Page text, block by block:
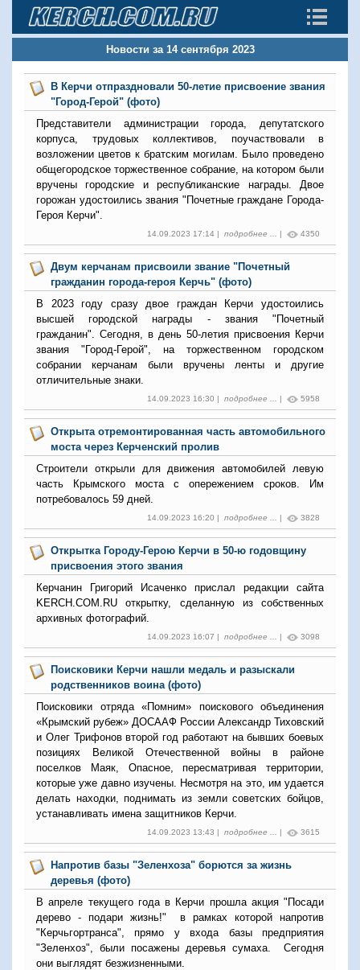
Новости за 14 сентября 2023
В Керчи отпраздновали 50-летие присвоение звания
"Город-Герой" (фото)
Представители администрации города, депутатского
корпуса, трудовых коллективов, поучаствовали в
возложении цветов к братским могилам. Было проведено
общегородское торжественное собрание, на котором были
вручены городские и республиканские награды. Двое
горожан удостоились звания "Почетные граждане Города-
Героя Керчи".
14.09.2023 17:14 | подробнее ... | 4350
Двум керчанам присвоили звание "Почетный
гражданин города-героя Керчь" (фото)
В 2023 году сразу двое граждан Керчи удостоились
высшей городской награды - звания "Почетный
гражданин". Сегодня, в день 50-летия присвоения Керчи
звания "Город-Герой", на торжественном городском
собрании керчанам были вручены ленты и другие
отличительные знаки.
14.09.2023 16:30 | подробнее ... | 5958
Открыта отремонтированная часть автомобильного
моста через Керченский пролив
Строители открыли для движения автомобилей левую
часть Крымского моста с опережением сроков. Им
потребовалось 59 дней.
14.09.2023 16:20 | подробнее ... | 3828
Открытка Городу-Герою Керчи в 50-ю годовщину
присвоения этого звания
Керчанин Григорий Исаченко прислал редакции сайта
KERCH.COM.RU открытку, сделанную из собственных
архивных фотографий.
14.09.2023 16:07 | подробнее ... | 3098
Поисковики Керчи нашли медаль и разыскали
родственников воина (фото)
Поисковики отряда «Помним» поискового объединения
«Крымский рубеж» ДОСААФ России Александр Тиховский
и Олег Трифонов второй год работают на бывших боевых
позициях Великой Отечественной войны в районе
поселков Маяк, Опасное, пересматривая территории,
которые уже давно изучены. Несмотря на это, им удается
делать находки, поднимать из земли советских бойцов,
устанавливать имена защитников Керчи.
14.09.2023 13:43 | подробнее ... | 3615
Напротив базы "Зеленхоза" борются за жизнь
деревья (фото)
В апреле текущего года в Керчи прошла акция "Посади
дерево - подари жизнь!" в рамках которой напротив
"Керчьгортранса", прямо у входа базы предприятия
"Зеленхоз", были посажены деревья сумаха. Сегодня
они выглядят безжизненными.